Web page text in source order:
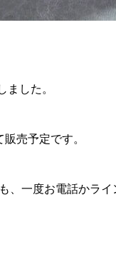
ました。
売予定です。
、一度お電話かライ